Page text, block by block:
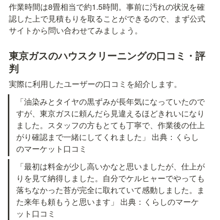
作業時間は8畳相当で約1.5時間。事前に汚れの状況を確
認した上で見積もりを取ることができるので、まず公式
サイトから問い合わせてみましょう。
東京ガスのハウスクリーニングの口コミ・評
判
実際に利用したユーザーの口コミを紹介します。
「油染みとタイヤの黒ずみが長年気になっていたので
すが、東京ガスに頼んだら見違えるほどきれいになり
ました。スタッフの方もとても丁寧で、作業後の仕上
がり確認まで一緒にしてくれました」 出典：くらし
のマーケット口コミ
「最初は料金が少し高いかなと思いましたが、仕上が
りを見て納得しました。自分でケルヒャーでやっても
落ちなかった苔が完全に取れていて感動しました。ま
た来年も頼もうと思います」 出典：くらしのマーケ
ット口コミ